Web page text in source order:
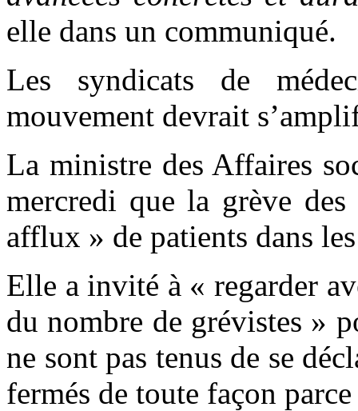
elle dans un communiqué.
Les syndicats de
mouvement devrait
La ministre des Affaires
mercredi que la grève
afflux » de patients dans
Elle a invité à « regarder
du nombre de grévistes »
ne sont pas tenus de se
fermés de toute façon